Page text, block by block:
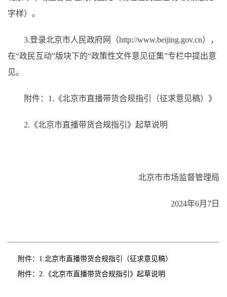
字样）。
3.登录北京市人民政府网（http://www.beijing.gov.cn），
在“政民互动”版块下的“政策性文件意见征集”专栏中提出意
见。
附件：1.《北京市直播带货合规指引（征求意见稿）》
2.《北京市直播带货合规指引》起草说明
北京市市场监督管理局
2024年6月7日
附件： 1.北京市直播带货合规指引（征求意见稿）
附件： 2.《北京市直播带货合规指引》起草说明